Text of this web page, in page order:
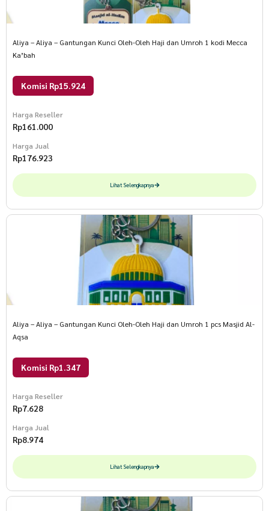
Aliya – Aliya – Gantungan Kunci Oleh-Oleh Haji dan Umroh 1 kodi Mecca
Ka’bah
Komisi Rp15.924
Harga Reseller
Rp161.000
Harga Jual
Rp176.923
Lihat Selengkapnya
Aliya – Aliya – Gantungan Kunci Oleh-Oleh Haji dan Umroh 1 pcs Masjid Al-
Aqsa
Komisi Rp1.347
Harga Reseller
Rp7.628
Harga Jual
Rp8.974
Lihat Selengkapnya